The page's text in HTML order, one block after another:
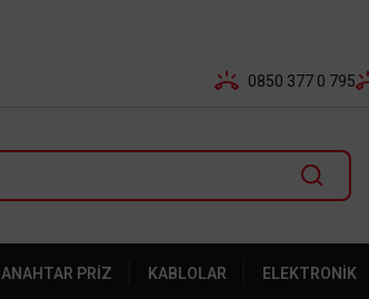
0850 377 0 795
ANAHTAR PRIZ KABLOLAR ELEKTRONIK